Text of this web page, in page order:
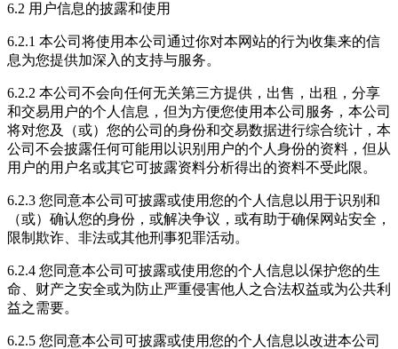
6.2 用户信息的披露和使用
6.2.1 本公司将使用本公司通过你对本网站的行为收集来的信
息为您提供加深入的支持与服务。
6.2.2 本公司不会向任何无关第三方提供，出售，出租，分享
和交易用户的个人信息，但为方便您使用本公司服务，本公司
将对您及（或）您的公司的身份和交易数据进行综合统计，本
公司不会披露任何可能用以识别用户的个人身份的资料，但从
用户的用户名或其它可披露资料分析得出的资料不受此限。
6.2.3 您同意本公司可披露或使用您的个人信息以用于识别和
（或）确认您的身份，或解决争议，或有助于确保网站安全，
限制欺诈、非法或其他刑事犯罪活动。
6.2.4 您同意本公司可披露或使用您的个人信息以保护您的生
命、财产之安全或为防止严重侵害他人之合法权益或为公共利
益之需要。
6.2.5 您同意本公司可披露或使用您的个人信息以改进本公司